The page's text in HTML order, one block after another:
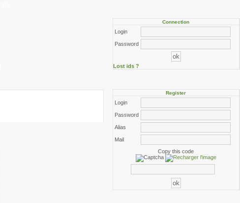
Connection
Login
Password
Lost ids ?
Register
Login
Password
Alias
Mail
Copy this code